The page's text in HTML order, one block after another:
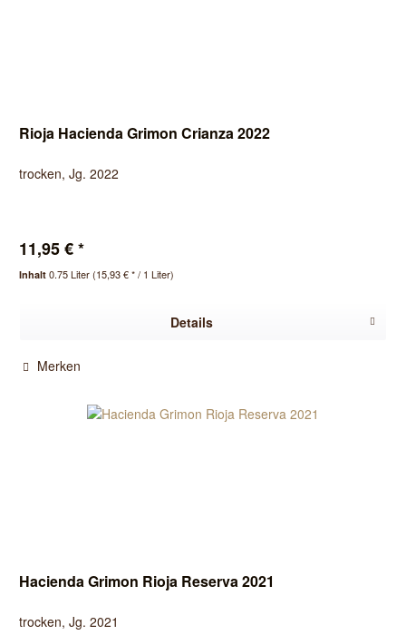
Rioja Hacienda Grimon Crianza 2022
trocken, Jg. 2022
11,95 € *
Inhalt0.75 Liter(15,93 € * / 1 Liter)
Details
Merken
Hacienda Grimon Rioja Reserva 2021
trocken, Jg. 2021